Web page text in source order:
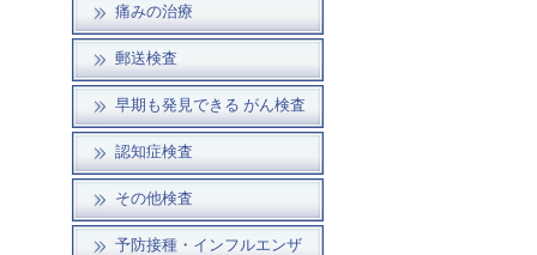
痛みの治療
郵送検査
早期も発見できる がん検査
認知症検査
その他検査
予防接種・インフルエンザ